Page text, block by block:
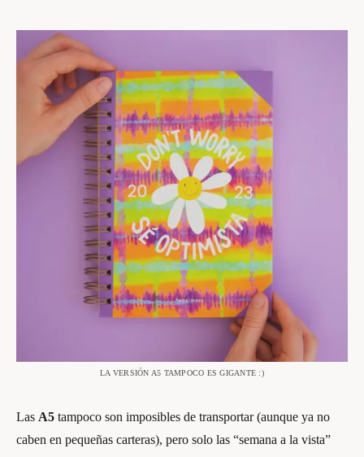
LA VERSIÓN A5 TAMPOCO ES GIGANTE :)
Las A5 tampoco son imposibles de transportar (aunque ya no
caben en pequeñas carteras), pero solo las “semana a la vista”